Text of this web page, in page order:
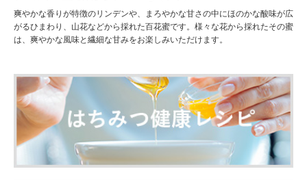
爽やかな香りが特徴のリンデンや、まろやかな甘さの中にほのかな酸味が広
がるひまわり、山花などから採れた百花蜜です。様々な花から採れたその蜜
は、爽やかな風味と繊細な甘みをお楽しみいただけます。